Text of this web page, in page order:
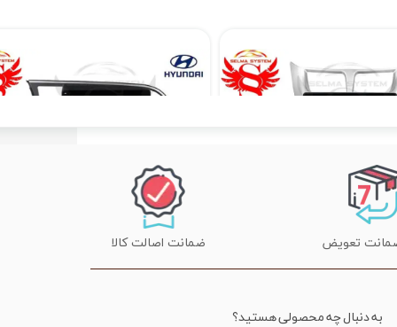
۱۴,۹۰۰,۰۰۰ تومان
مانیتور اندروید فابریک اینفینیتی هیوندای اکسنت مدل TP1
۱۲,۹۰۰,۰۰۰ تومان
ضمانت اصالت کالا
به دنبال چه محصولی هستید؟